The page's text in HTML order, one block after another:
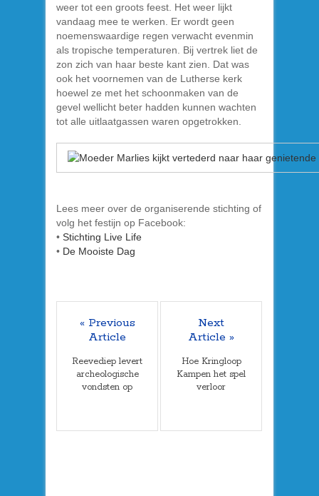
weer tot een groots feest. Het weer lijkt
vandaag mee te werken. Er wordt geen
noemenswaardige regen verwacht evenmin
als tropische temperaturen. Bij vertrek liet de
zon zich van haar beste kant zien. Dat was
ook het voornemen van de Lutherse kerk
hoewel ze met het schoonmaken van de
gevel wellicht beter hadden kunnen wachten
tot alle uitlaatgassen waren opgetrokken.
Lees meer over de organiserende stichting of
volg het festijn op Facebook:
• Stichting Live Life
• De Mooiste Dag
« Previous
Article
Reevediep levert
archeologische
vondsten op
Next
Article »
Hoe Kringloop
Kampen het spel
verloor